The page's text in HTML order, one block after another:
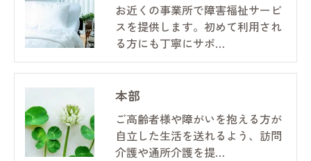
お近くの事業所で障害福祉サービ
スを提供します。初めて利用され
る方にも丁寧にサポ…
本部
ご高齢者様や障がいを抱える方が
自立した生活を送れるよう、訪問
介護や通所介護を提…